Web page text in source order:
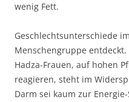
wenig Fett.
Geschlechtsunterschiede
Menschengruppe
Hadza-Frauen, auf hohen
reagieren, steht im
Darm sei kaum zur